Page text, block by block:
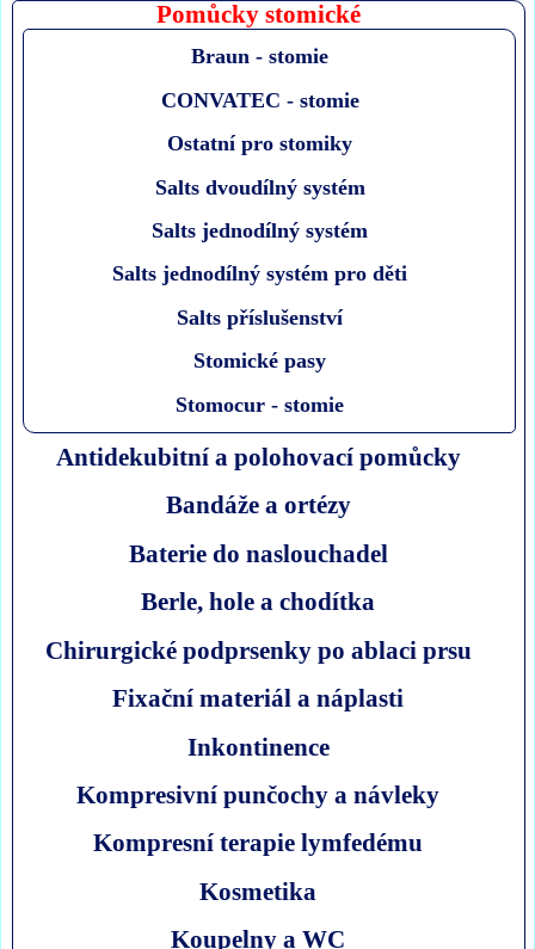
Pomůcky stomické
Braun - stomie
CONVATEC - stomie
Ostatní pro stomiky
Salts dvoudílný systém
Salts jednodílný systém
Salts jednodílný systém pro děti
Salts příslušenství
Stomické pasy
Stomocur - stomie
Antidekubitní a polohovací pomůcky
Bandáže a ortézy
Baterie do naslouchadel
Berle, hole a chodítka
Chirurgické podprsenky po ablaci prsu
Fixační materiál a náplasti
Inkontinence
Kompresivní punčochy a návleky
Kompresní terapie lymfedému
Kosmetika
Koupelny a WC